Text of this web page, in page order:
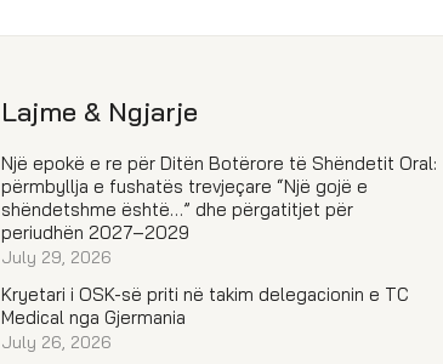
Lajme & Ngjarje
Një epokë e re për Ditën Botërore të Shëndetit Oral:
përmbyllja e fushatës trevjeçare “Një gojë e
shëndetshme është…” dhe përgatitjet për
periudhën 2027–2029
July 29, 2026
Kryetari i OSK-së priti në takim delegacionin e TC
Medical nga Gjermania
July 26, 2026